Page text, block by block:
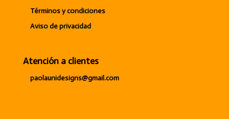
Términos y condiciones
Aviso de privacidad
Atención a clientes
paolaunidesigns@gmail.com